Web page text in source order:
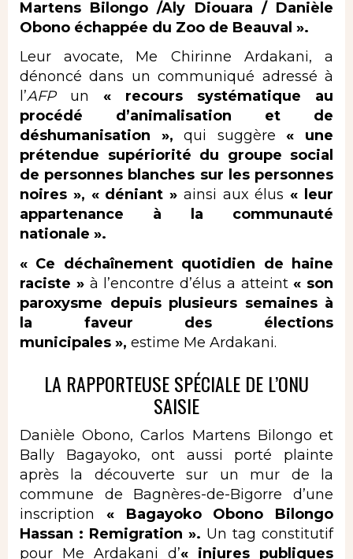
Martens Bilongo /Aly Diouara / Danièle
Obono échappée du Zoo de Beauval ».
Leur avocate, Me Chirinne Ardakani, a
dénoncé dans un communiqué adressé à
l’AFPun « recours systématique au
procédé d’animalisation et de
déshumanisation », qui suggère« une
prétendue supériorité du groupe social
de personnes blanches sur les personnes
noires », « déniant » ainsi aux élus « leur
appartenance à la communauté
nationale ».
« Ce déchaînement quotidien de haine
raciste »à l’encontre d’élus a atteint« son
paroxysme depuis plusieurs semaines à
la faveur des élections
municipales », estime Me Ardakani.
LA RAPPORTEUSE SPÉCIALE DE L’ONU
SAISIE
Danièle Obono, Carlos Martens Bilongo et
Bally Bagayoko, ont aussi porté plainte
après la découverte sur un mur de la
commune de Bagnères-de-Bigorre d’une
inscription « Bagayoko Obono Bilongo
Hassan : Remigration ». Un tag constitutif
pour Me Ardakani d’« injures publiques